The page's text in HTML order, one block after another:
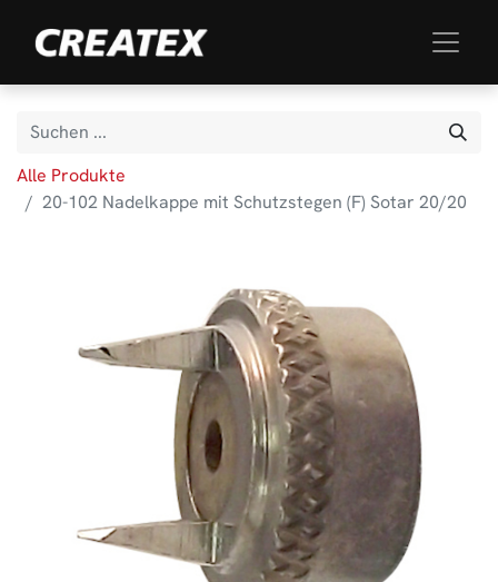
Alle Produkte
20-102 Nadelkappe mit Schutzstegen (F) Sotar 20/20